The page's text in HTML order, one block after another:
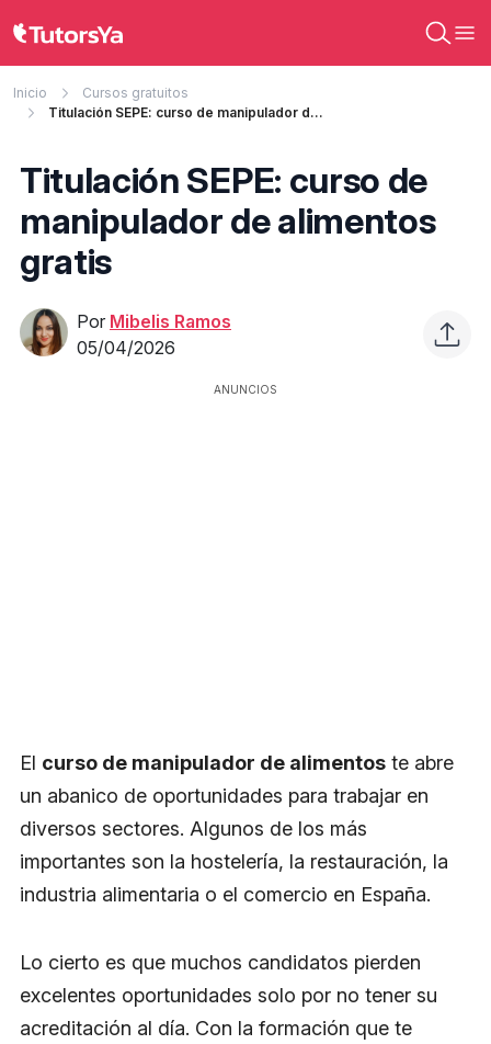
Inicio
Cursos gratuitos
Titulación SEPE: curso de manipulador de alimentos gratis
Titulación SEPE: curso de
manipulador de alimentos
gratis
Por Mibelis Ramos
05/04/2026
ANUNCIOS
El curso de manipulador de alimentos te abre
un abanico de oportunidades para trabajar en
diversos sectores. Algunos de los más
importantes son la hostelería, la restauración, la
industria alimentaria o el comercio en España.
Lo cierto es que muchos candidatos pierden
excelentes oportunidades solo por no tener su
acreditación al día. Con la formación que te